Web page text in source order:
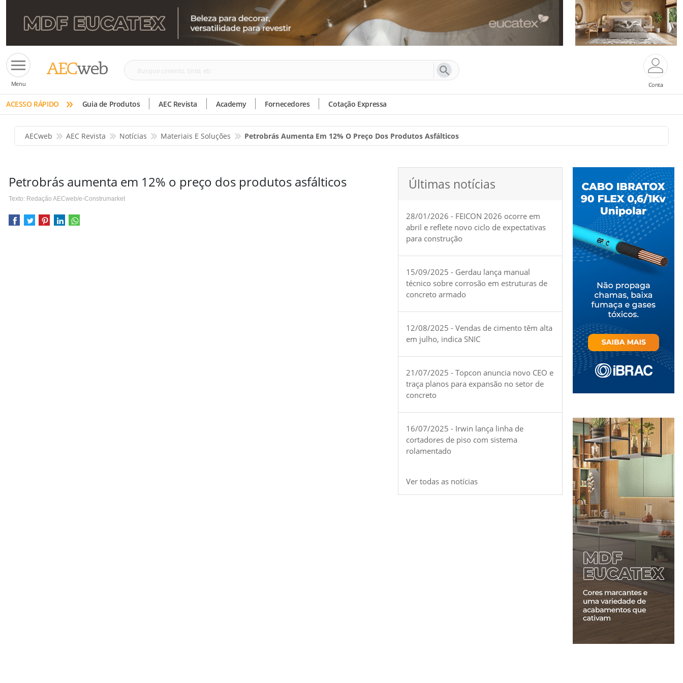
Menu
Busque
tinta,
etc
Conta
ACESSO RÁPIDO » Guia de Produtos AEC Revista Academy Fornecedores Cotação Expressa
AECweb AEC Revista Notícias Materiais E Soluções Petrobrás Aumenta Em 12% O Preço Dos Produtos Asfálticos
Petrobrás aumenta em 12% o preço dos produtos asfálticos
Texto: Redação AECweb/e-Construmarket
Últimas notícias
28/01/2026 - FEICON 2026 ocorre em
abril e reflete novo ciclo de expectativas
para construção
15/09/2025 - Gerdau lança manual
técnico sobre corrosão em estruturas de
concreto armado
12/08/2025 - Vendas de cimento têm alta
em julho, indica SNIC
21/07/2025 - Topcon anuncia novo CEO e
traça planos para expansão no setor de
concreto
16/07/2025 - Irwin lança linha de
cortadores de piso com sistema
rolamentado
Ver todas as notícias